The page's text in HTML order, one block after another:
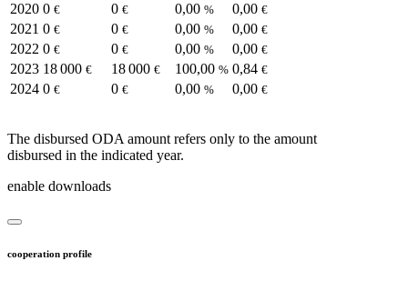
2020 0 € 0 € 0,00 % 0,00 €
2021 0 € 0 € 0,00 % 0,00 €
2022 0 € 0 € 0,00 % 0,00 €
2023 18 000 € 18 000 € 100,00 % 0,84 €
2024 0 € 0 € 0,00 % 0,00 €
The disbursed ODA amount refers only to the amount
disbursed in the indicated year.
enable downloads
cooperation profile